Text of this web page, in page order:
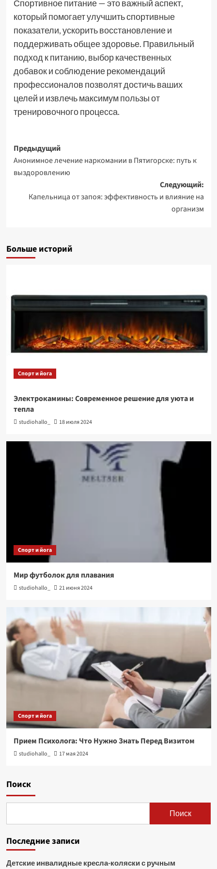
Спортивное питание — это важный аспект,
который помогает улучшить спортивные
показатели, ускорить восстановление и
поддерживать общее здоровье. Правильный
подход к питанию, выбор качественных
добавок и соблюдение рекомендаций
профессионалов позволят достичь ваших
целей и извлечь максимум пользы от
тренировочного процесса.
Навигация
записи
Предыдущий
Анонимное лечение наркомании в Пятигорске: путь к
выздоровлению
Следующий:
Капельница от запоя: эффективность и влияние на
организм
Больше историй
Спорт и йога
Электрокамины: Современное решение для уюта и
тепла
studiohallo_ 18 июля 2024
Спорт и йога
Мир футболок для плавания
studiohallo_ 21 июня 2024
Спорт и йога
Прием Психолога: Что Нужно Знать Перед Визитом
studiohallo_ 17 мая 2024
Поиск
Поиск
Последние записи
Детские инвалидные кресла-коляски с ручным